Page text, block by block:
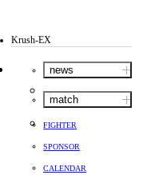
Krush-EX
news
match
FIGHTER
SPONSOR
CALENDAR